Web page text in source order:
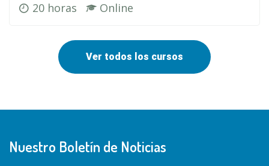
20 horas Online
Ver todos los cursos
Nuestro Boletín de Noticias